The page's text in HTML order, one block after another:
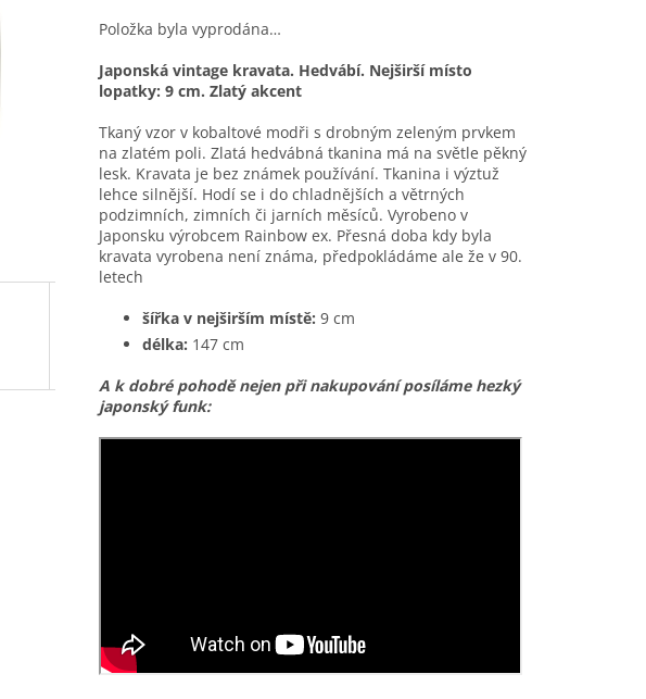
Položka byla vyprodána…
Japonská vintage kravata. Hedvábí. Nejširší místo
lopatky: 9 cm. Zlatý akcent
Tkaný vzor v kobaltové modři s drobným zeleným prvkem
na zlatém poli. Zlatá hedvábná tkanina má na světle pěkný
lesk. Kravata je bez známek používání. Tkanina i výztuž
lehce silnější. Hodí se i do chladnějších a větrných
podzimních, zimních či jarních měsíců. Vyrobeno v
Japonsku výrobcem Rainbow ex. Přesná doba kdy byla
kravata vyrobena není známa, předpokládáme ale že v 90.
letech
šířka v nejširším místě: 9cm
délka: 147 cm
A k dobré pohodě nejen při nakupování posíláme hezký
japonský funk: